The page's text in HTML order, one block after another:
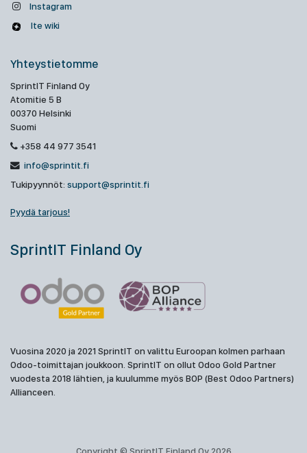
Instagram
Ite wiki
Yhteystietomme
SprintIT Finland Oy
Atomitie 5 B
00370 Helsinki
Suomi
+358 44 977 3541
info@sprintit.fi
Tukipyynnöt: support@sprintit.fi
Pyydä tarjous!
SprintIT Finland Oy
Vuosina 2020 ja 2021 SprintIT on valittu Euroopan kolmen parhaan
Odoo-toimittajan joukkoon. SprintIT on ollut Odoo Gold Partner
vuodesta 2018 lähtien, ja kuulumme myös BOP (Best Odoo Partners)
Allianceen.
Copyright © SprintIT Finland Oy 2026